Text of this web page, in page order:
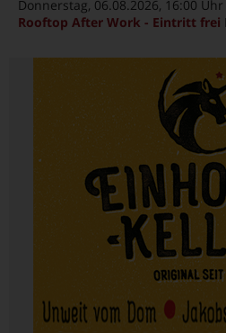
Donnerstag, 06.08.2026, 16:00 Uhr
Rooftop After Work - Eintritt frei